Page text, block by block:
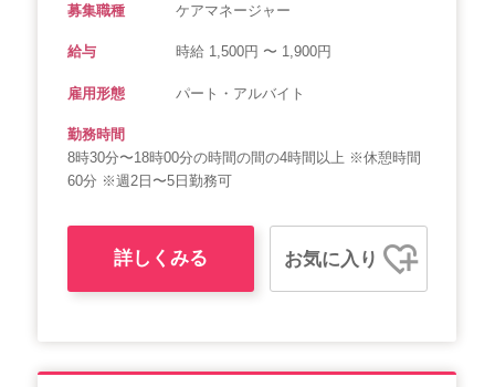
募集職種 ケアマネージャー
給与 時給 1,500円 〜 1,900円
雇用形態 パート・アルバイト
勤務時間
8時30分〜18時00分の時間の間の4時間以上 ※休憩時間
60分 ※週2日〜5日勤務可
詳しくみる お気に入り